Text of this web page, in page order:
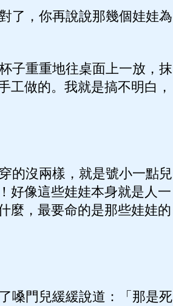
了，你再說說那幾個娃娃為
子重重地往桌面上一放，抹
工做的。我就是搞不明白，
的沒兩樣，就是號小一點兒
好像這些娃娃本身就是人一
麼，最要命的是那些娃娃的
嗓門兒緩緩說道：「那是死